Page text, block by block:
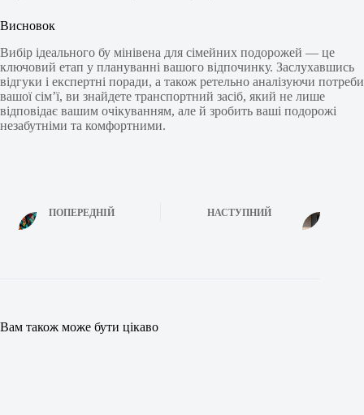
Висновок
Вибір ідеального бу мінівена для сімейних подорожей — це
ключовий етап у плануванні вашого відпочинку. Заслухавшись
відгуки і експертні поради, а також ретельно аналізуючи потреби
вашої сім’ї, ви знайдете транспортний засіб, який не лише
відповідає вашим очікуванням, але й зробить ваші подорожі
незабутніми та комфортними.
ПОПЕРЕДНІЙ НАСТУПНИЙ
Вам також може бути цікаво